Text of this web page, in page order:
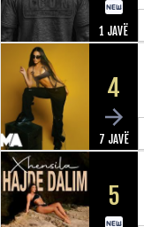
1 JAVË
4
7 JAVË
5